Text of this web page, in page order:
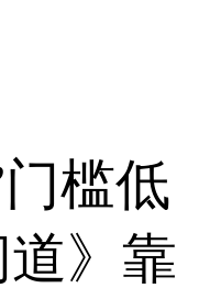
槛低
》靠